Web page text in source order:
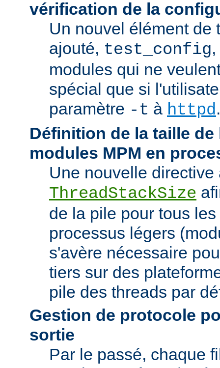
vérification de la
Un nouvel élément de
ajouté, test_config
modules qui ne
spécial que si
paramètre -t à httpd.
Définition de la taille
modules MPM en
Une nouvelle directive
ThreadStackSize
de la pile pour tous
processus légers
s'avère nécessaire
tiers sur des
pile des threads par
Gestion de protocole
sortie
Par le passé, chaque